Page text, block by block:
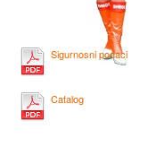
Sigurnosni podaci
Catalog